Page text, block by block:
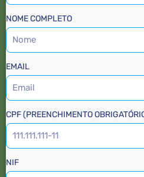
NOME COMPLETO
EMAIL
CPF (PREENCHIMENTO
NIF